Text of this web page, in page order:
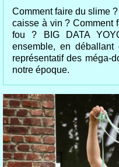
Comment faire du slime
caisse à vin ? Comment
fou ? BIG DATA
ensemble, en déballant
représentatif des méga-
notre époque.